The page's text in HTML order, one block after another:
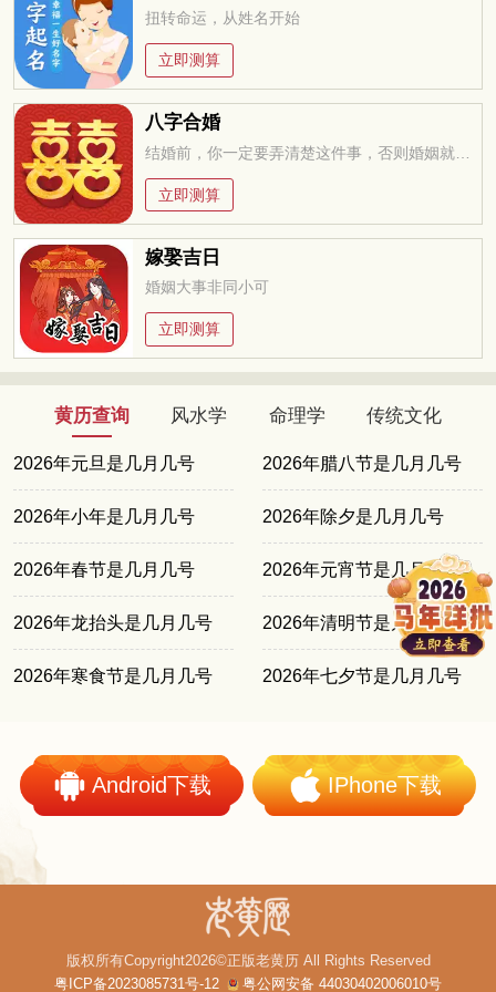
扭转命运，从姓名开始
立即测算
八字合婚
立即测算
嫁娶吉日
婚姻大事非同小可
立即测算
黄历查询 风水学 命理学 传统文化
2026年元旦是几月几号 2026年腊八节是几月几号
2026年小年是几月几号 2026年除夕是几月几号
2026年春节是几月几号 2026年元宵节是几月几号
2026年龙抬头是几月几号 2026年清明节是几月几号
2026年寒食节是几月几号 2026年七夕节是几月几号
Android下载 IPhone下载
版权所有Copyright2026©正版老黄历 All Rights Reserved
粤ICP备2023085731号-12
粤公网安备 44030402006010号